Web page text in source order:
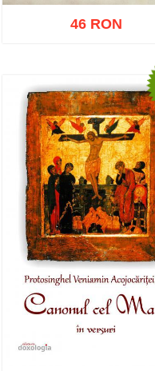
Adaugă în coș Wishlist
46 RON